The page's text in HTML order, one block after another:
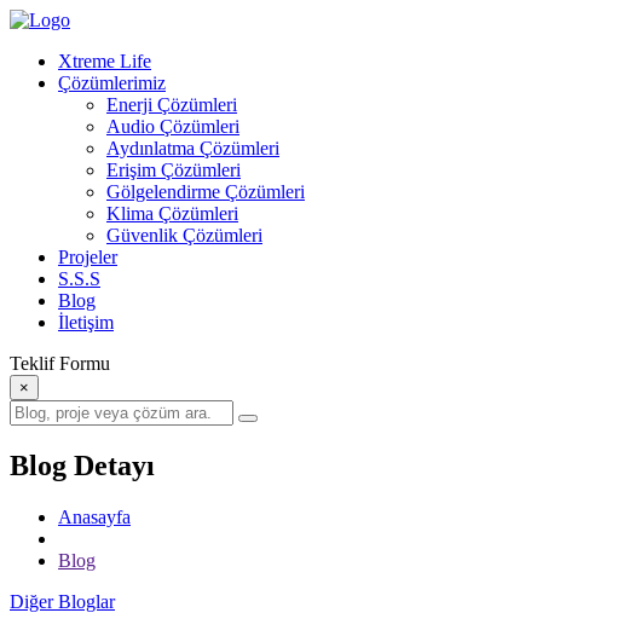
Xtreme Life
Çözümlerimiz
Enerji Çözümleri
Audio Çözümleri
Aydınlatma Çözümleri
Erişim Çözümleri
Gölgelendirme Çözümleri
Klima Çözümleri
Güvenlik Çözümleri
Projeler
S.S.S
Blog
İletişim
Teklif Formu
×
Blog Detayı
Anasayfa
Blog
Diğer Bloglar